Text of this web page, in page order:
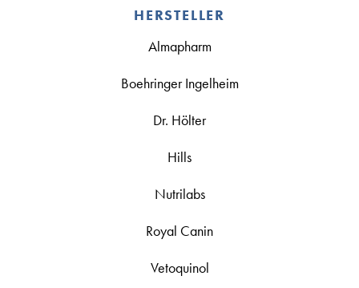
HERSTELLER
Almapharm
Boehringer Ingelheim
Dr. Hölter
Hills
Nutrilabs
Royal Canin
Vetoquinol